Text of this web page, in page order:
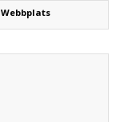
Webbplats